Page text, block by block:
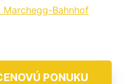
Bahnhof
PONUKU